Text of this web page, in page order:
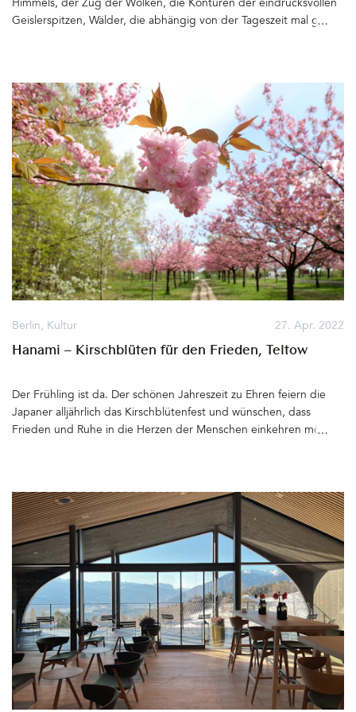
Himmels, der Zug der Wolken, die Konturen der eindrucksvollen
Geislerspitzen, Wälder, die abhängig von der Tageszeit mal grün,
sind, die gewaltigen »bleichen Berge«, wie die Felsformation im
Volksmund genannt werden. Ein Glas Wein bestellen, mal
aufstehen und zum Ende der Terrasse laufen und von dort die
Weite genießen. Wenn wir doch fliegen könnten. Wir setzen uns
wieder, atmen die frische Bergluft der Plose ein und genießen
den Augenblick. Entspannung und Ruhe folgen der
Aufgeregtheit der malerischen Anreise, der Autofahrt von Brixen
über St. Andrä hinauf in 1850 Meter Höhe, in die Anders
Mountain Suites&hellip
27. Apr. 2022
Berlin, Kultur
Hanami – Kirschblüten für den Frieden, Teltow
Der Frühling ist da. Der schönen Jahreszeit zu Ehren feiern die
Japaner alljährlich das Kirschblütenfest und wünschen, dass
Frieden und Ruhe in die Herzen der Menschen einkehren möge.
Medien erstrahlen zur Zeit in Rosa. Blau und Gelb, die Farben der
Ukraine, werden weniger gepostet. Doch der Krieg geht weiter.
Immer noch sind wir sprachlos, fühlen uns ohnmächtig, sehnen
uns nach Frieden. Die Natur hilft auf andere Gedanken zu
kommen. Wie viele Tausende von Kilometern spazierten wir
während der Pandemie, verlegten unser soziales Leben nach
draußen und konnten so neue Energie schöpfen? Um die
täglichen Nachrichten aus der Ukraine emotional zu verkraften,
spüren wir erneut den Drang nach Schönem, nach Ereignissen,
die Freude bringen. Und Ruhe. Da kommt Hanami, die Zeit der
blühenden Kirschen, gerade recht. In Berlin und Brandenburg
gibt es viele Ausflugsziele, die im Zeichen der Blüten stehen.